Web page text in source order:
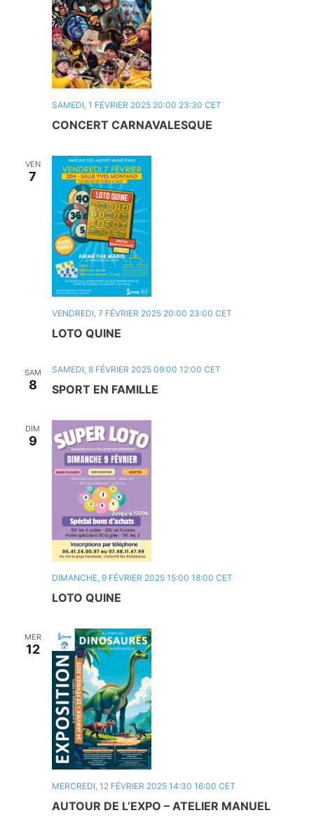
CONCERT CARNAVALESQUE
SAMEDI, 1 FÉVRIER 2025 20:00 23:30 CET
VEN
7
LOTO QUINE
VENDREDI, 7 FÉVRIER 2025 20:00 23:00 CET
SAM
8 SPORT EN FAMILLE
SAMEDI, 8 FÉVRIER 2025 09:00 12:00 CET
DIM
9
LOTO QUINE
DIMANCHE, 9 FÉVRIER 2025 15:00 18:00 CET
MER
12
AUTOUR DE L’EXPO – ATELIER MANUEL
MERCREDI, 12 FÉVRIER 2025 14:30 16:00 CET